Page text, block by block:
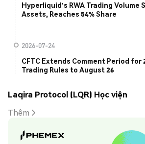
Hyperliquid's RWA Trading Volume
Assets, Reaches 54% Share
2026-07-24
CFTC Extends Comment Period for
Trading Rules to August 26
Laqira Protocol (LQR) Học viện
Thêm